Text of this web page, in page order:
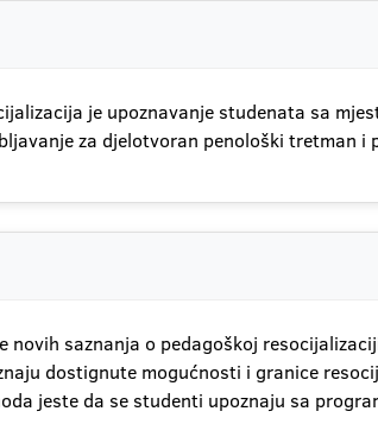
je upoznavanje studenata sa
za djelotvoran penološki tretman
novih saznanja o pedagoškoj
dostignute mogućnosti i granice
jeste da se studenti upoznaju sa